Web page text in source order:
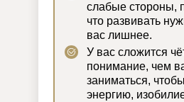
У вас сложится
понимание, чем
заниматься,
энергию,
слабые стороны,
что развивать
вас лишнее.